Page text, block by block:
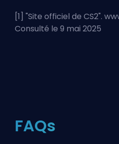
[1] "Site officiel de CS2".
Consulté le 9 mai 2025
FAQs